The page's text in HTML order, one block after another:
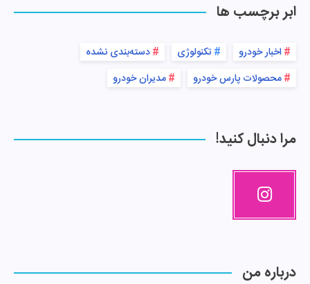
ابر برچسب ها
اخبار خودرو تکنولوژی
دسته‌بندی نشده
محصولات پارس خودرو
مدیران خودرو
مرا دنبال کنید!
درباره من